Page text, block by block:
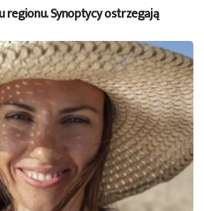
regionu. Synoptycy ostrzegają